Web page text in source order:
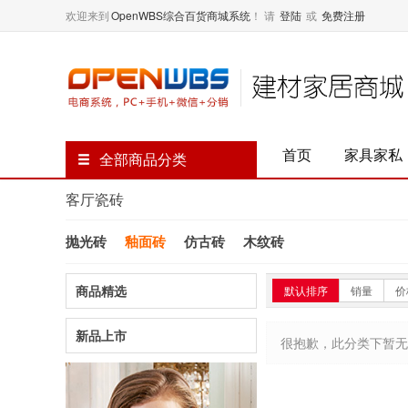
欢迎来到OpenWBS综合百货商城系统 ！ 请 登陆 或 免费注册
全部商品分类 首页 家具家私
客厅瓷砖
抛光砖 釉面砖 仿古砖 木纹砖
默认排序 销量
很抱歉，此分类下暂
商品精选
新品上市